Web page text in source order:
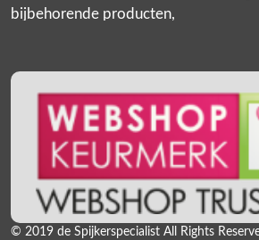
bijbehorende producten,
© 2019 de Spijkerspecialist All Rights